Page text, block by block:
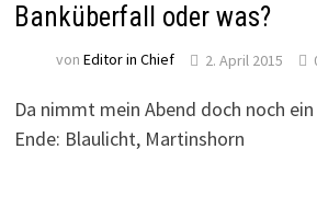
Banküberfall oder was?
von Editor in Chief 2. April 2015
Da nimmt mein Abend doch noch
Ende: Blaulicht, Martinshorn